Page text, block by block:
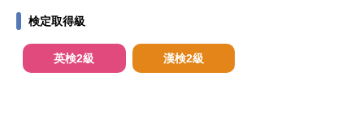
検定取得級
英検2級 漢検2級